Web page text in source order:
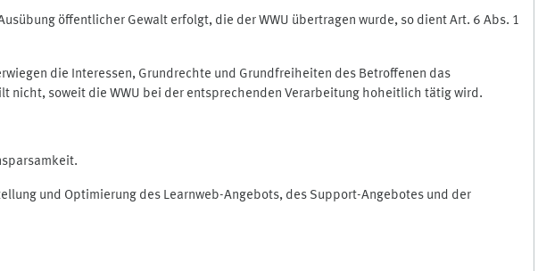
öffentlicher Gewalt erfolgt, die der WWU übertragen wurde, so dient Art. 6 Abs. 1
die Interessen, Grundrechte und Grundfreiheiten des Betroffenen das
nicht, soweit die WWU bei der entsprechenden Verarbeitung hoheitlich tätig wird.
und Optimierung des Learnweb-Angebots, des Support-Angebotes und der